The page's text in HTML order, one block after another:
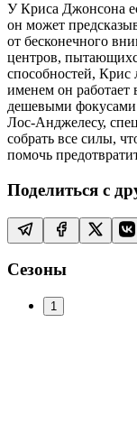
У Криса Джонсона
он может
от бесконечного
центров,
способностей,
именем он работает
дешевыми
Лос-Анджелесу,
собрать все силы,
помочь
Поделиться с
Сезоны
1